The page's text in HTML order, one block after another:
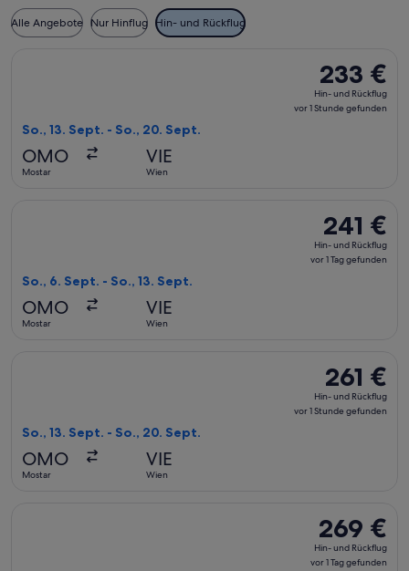
Alle Angebote Nur Hinflug Hin- und Rückflug
233 €
Hin-
und
233 €
Hin- und Rückflug
vor 1 Stunde gefunden
So., 13. Sept. - So., 20. Sept.
OMO
Mostar
VIE
Wien
241 €
Hin-
und
241 €
Hin- und Rückflug
vor 1 Tag gefunden
So., 6. Sept. - So., 13. Sept.
OMO
Mostar
VIE
Wien
261 €
Hin-
und
261 €
Hin- und Rückflug
vor 1 Stunde gefunden
So., 13. Sept. - So., 20. Sept.
OMO
Mostar
VIE
Wien
269 €
Hin-
und
269 €
Hin- und Rückflug
vor 1 Tag gefunden